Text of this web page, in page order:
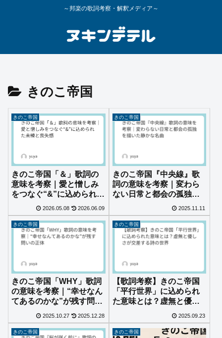
～邦楽の歌詞考察・解釈メディア～
きのこ帝国
きのこ帝国
きのこ帝国「＆」歌詞の
意味を考察｜愛と憎しみ
をつなぐ“&”に込められた
未練と喪失感
2026.05.08 2026.06.09
きのこ帝国
きのこ帝国『中央線』歌
詞の意味を考察｜変わら
ない日常と都会の孤独を
描いた静かな名曲
2025.11.11
きのこ帝国
きのこ帝国「WHY」歌詞
の意味を考察｜“幸せなん
てあるのかな”が残す問い
2025.10.27 2025.12.28
きのこ帝国
【歌詞考察】きのこ帝国
「平行世界」に込められ
た意味とは？虚無と優し
2025.09.23
きのこ帝国 きのこ帝国